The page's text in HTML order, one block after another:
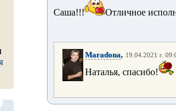
Саша!!! Отличное
Maradona, 19.04.2021 г.
Наталья, спасибо!